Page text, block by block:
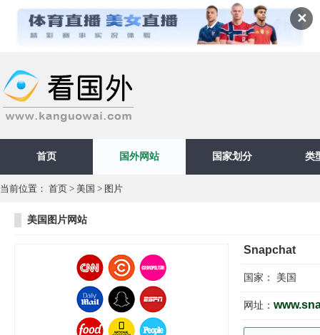
✕
首页 国外网站 国家划分 类
当前位置： 首页 > 美国 > 图片
美国图片网站
Snapchat
国家： 美国
网址：